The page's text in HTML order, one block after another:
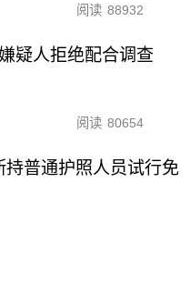
阅读 88932
疑人拒绝配合调查
阅读 80654
普通护照人员试行免